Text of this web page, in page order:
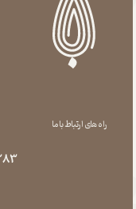
راه های ارتباط با ما